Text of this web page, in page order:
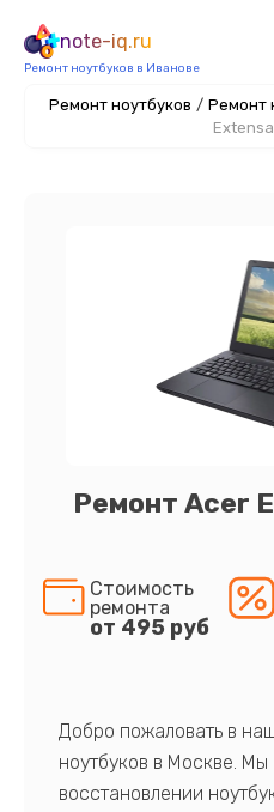
note-iq.ru
Ремонт ноутбуков в Иванове
Ремонт ноутбуков / Ремонт
Ремонт Acer
Стоимость
ремонта
от 495 руб
Добро пожаловать в
ноутбуков в Москве.
восстановлении